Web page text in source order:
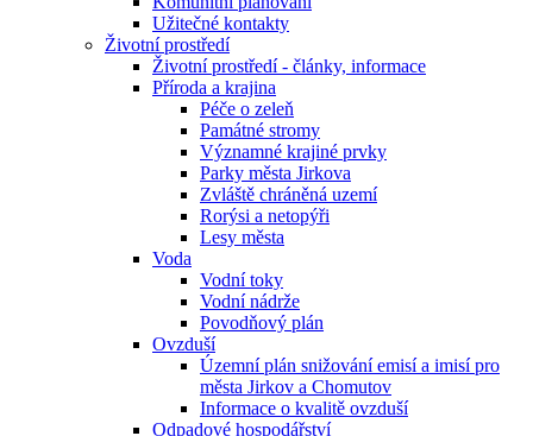
Užitečné kontakty
Životní prostředí
Životní prostředí - články, informace
Příroda a krajina
Péče o zeleň
Památné stromy
Významné krajiné prvky
Parky města Jirkova
Zvláště chráněná uzemí
Rorýsi a netopýři
Lesy města
Voda
Vodní toky
Vodní nádrže
Povodňový plán
Ovzduší
Územní plán snižování emisí a imisí pro
města Jirkov a Chomutov
Informace o kvalitě ovzduší
Odpadové hospodářství